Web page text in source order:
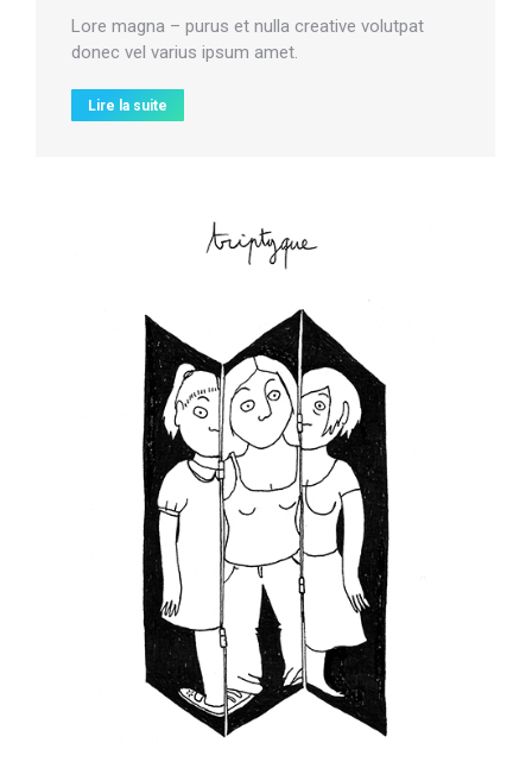
Lore magna – purus et nulla creative volutpat
donec vel varius ipsum amet.
Lire la suite